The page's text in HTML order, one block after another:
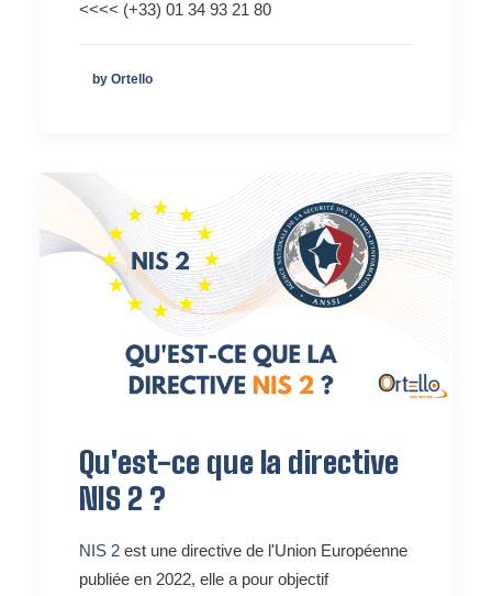
<<<< (+33) 01 34 93 21 80
by Ortello
Qu'est-ce que la directive
NIS 2 ?
NIS 2 est une directive de l'Union Européenne
publiée en 2022, elle a pour objectif